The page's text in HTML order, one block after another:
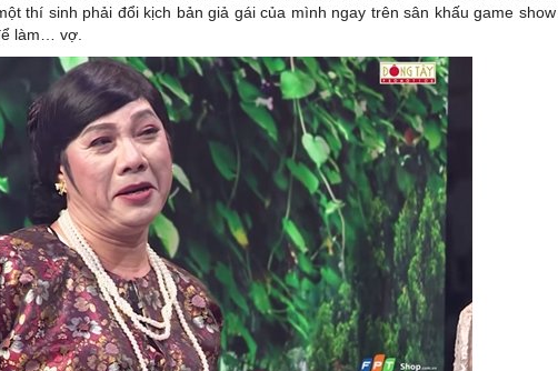
thí sinh phải đổi kịch bản giả gái của mình ngay trên sân khấu game show
làm… vợ.